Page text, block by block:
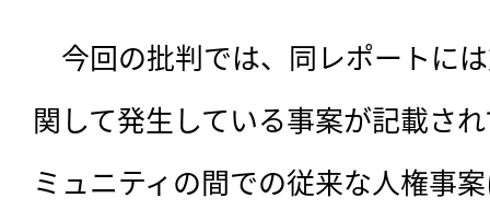
今回の批判では、 同レポートに
関して発生している事案が記載さ
ミュニティの間での従来な人権事